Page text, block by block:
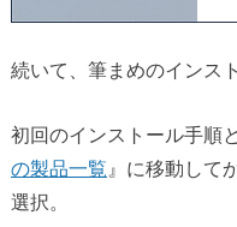
続いて、筆まめのインス
初回のインストール手順
の製品一覧 』に移動して
選択。